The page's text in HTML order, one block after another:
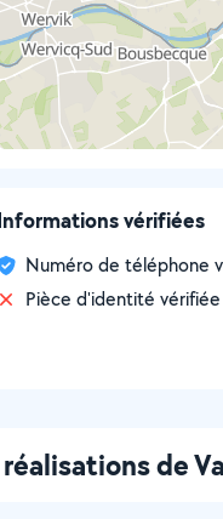
vérifiées
Numéro de téléphone
Pièce d'identité vérifiée
de